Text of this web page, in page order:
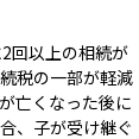
回以上の相続が
税の一部が軽減
亡くなった後に
、子が受け継ぐ